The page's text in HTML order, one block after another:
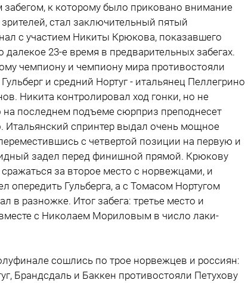
к которому было приковано внимание
стал заключительный пятый
с участием Никиты Крюкова, показавшего
23-е время в предварительных забегах.
чемпиону и чемпиону мира противостояли
и средний Нортуг - итальянец Пеллегрино
Никита контролировал ход гонки, но не
на последнем подъеме сюрприз преподнесет
Итальянский спринтер выдал очень мощное
с четвертой позиции на первую и
задел перед финишной прямой. Крюкову
за второе место с норвежцами, и
опередить Гульберга, а с Томасом Нортугом
в разножке. Итог забега: третье место и
с Николаем Мориловым в число лаки-
сошлись по трое норвежцев и россиян:
Брандсдаль и Баккен противостояли Петухову